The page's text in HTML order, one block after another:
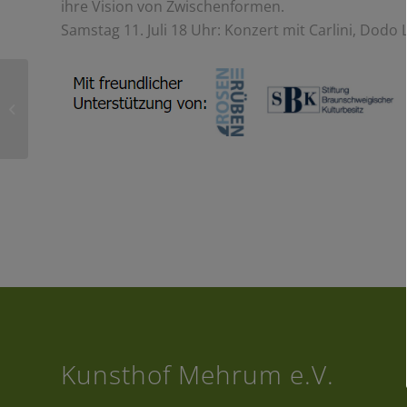
ihre Vision von Zwischenformen.
Samstag 11. Juli 18 Uhr: Konzert mit Carlini, Dodo
Kunsthof Mehrum e.V.
Von der Natur lernen